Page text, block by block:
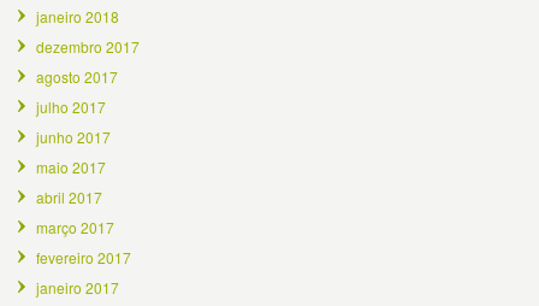
janeiro 2018
dezembro 2017
agosto 2017
julho 2017
junho 2017
maio 2017
abril 2017
março 2017
fevereiro 2017
janeiro 2017